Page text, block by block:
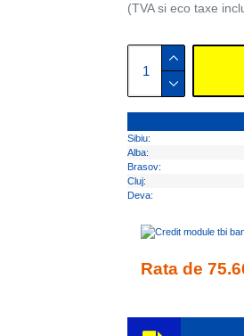
(TVA si eco taxe
Sibiu:
Alba:
Brasov:
Cluj:
Deva:
Rata de